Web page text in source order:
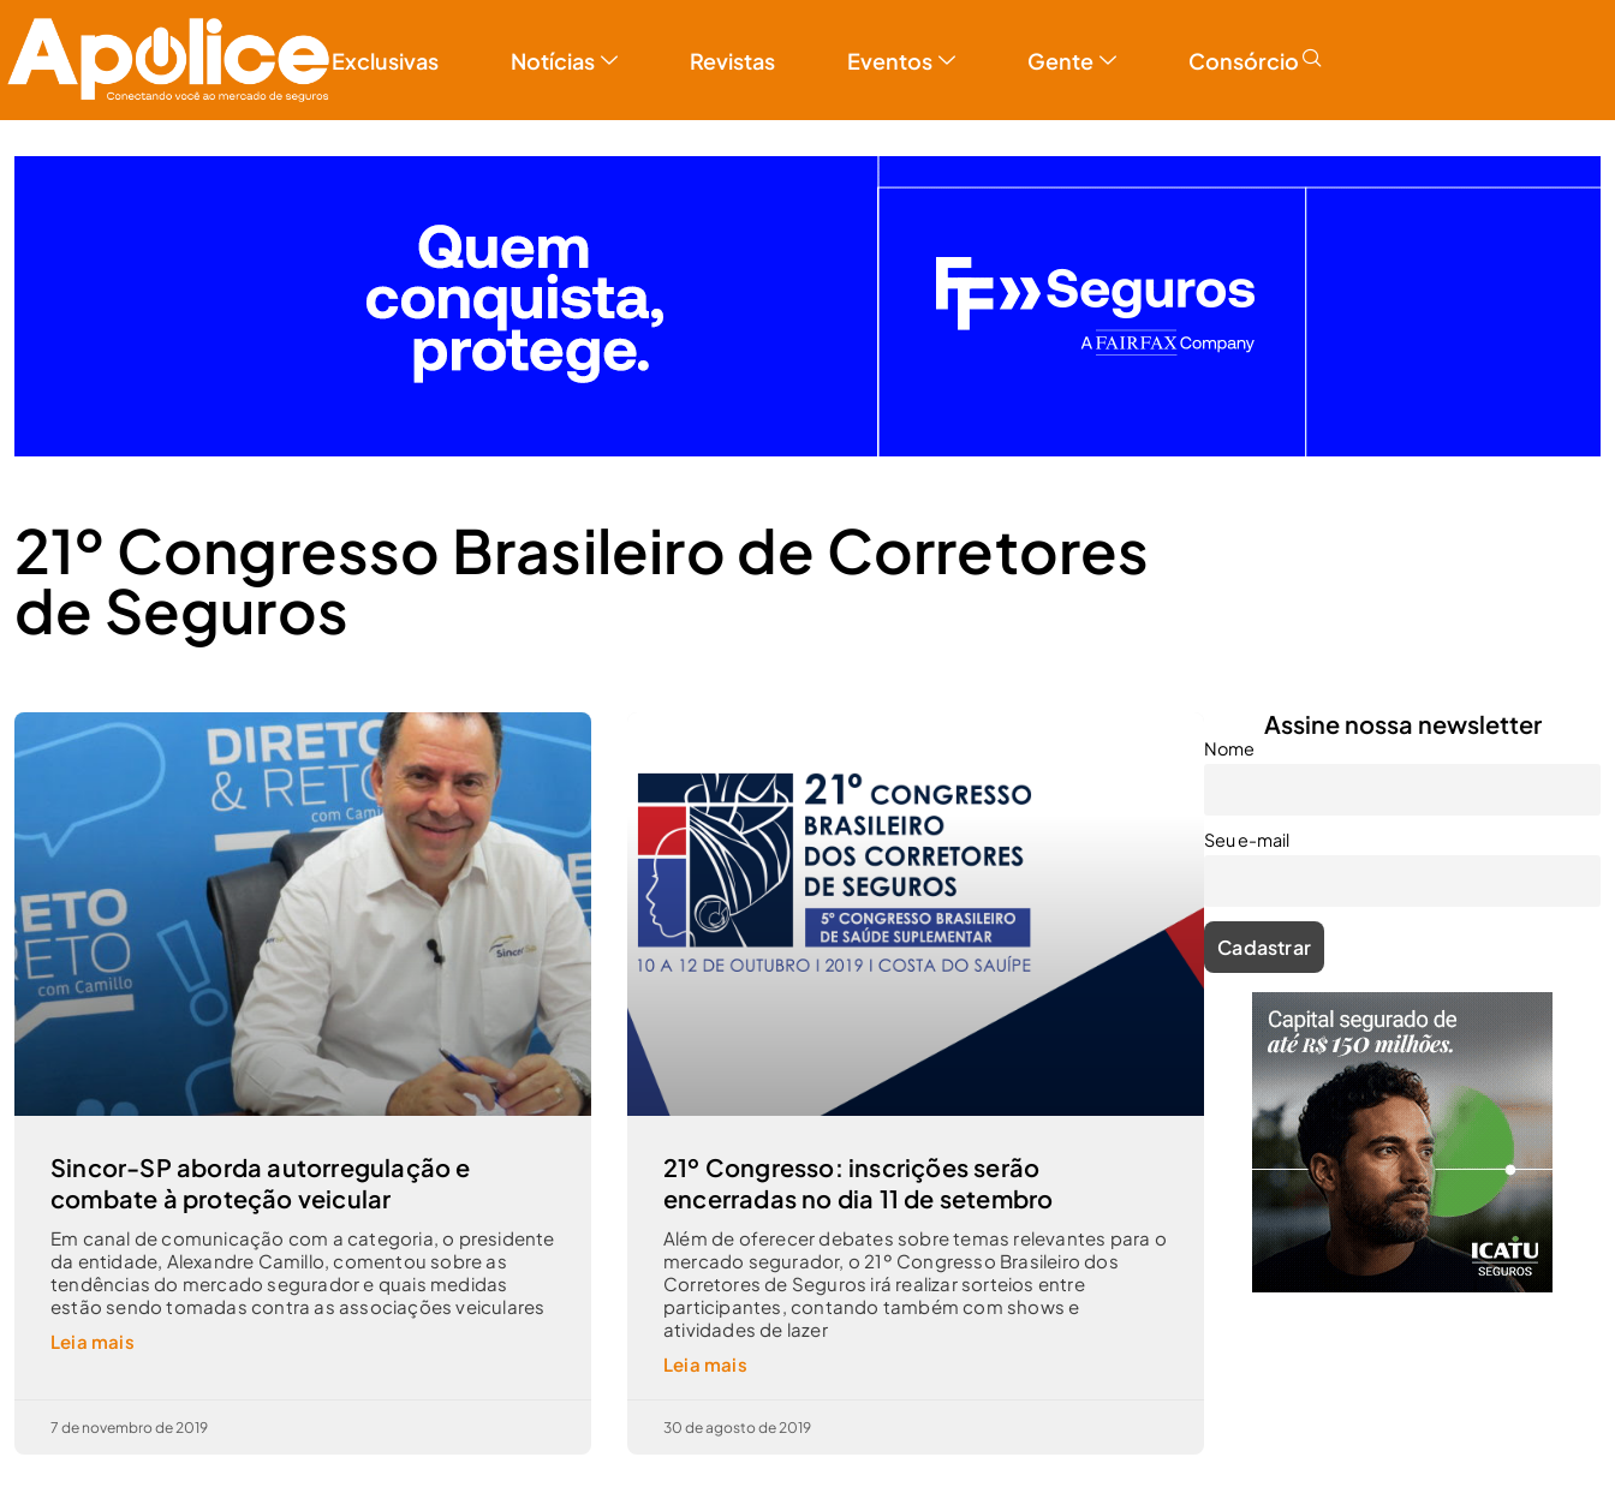
Exclusivas Notícias Revistas Eventos Gente Consórcio
21º Congresso Brasileiro de Corretores
de Seguros
Sincor-SP aborda autorregulação e
combate à proteção veicular
Em canal de comunicação com a categoria, o presidente
da entidade, Alexandre Camillo, comentou sobre as
tendências do mercado segurador e quais medidas
estão sendo tomadas contra as associações veiculares
Leia mais
7 de novembro de 2019
21º Congresso: inscrições serão
encerradas no dia 11 de setembro
Além de oferecer debates sobre temas relevantes para o
mercado segurador, o 21º Congresso Brasileiro dos
Corretores de Seguros irá realizar sorteios entre
participantes, contando também com shows e
atividades de lazer
Leia mais
30 de agosto de 2019
Assine nossa newsletter
Nome
Seu e-mail